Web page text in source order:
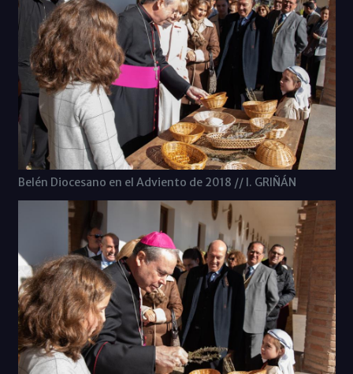
Belén Diocesano en el Adviento de 2018 // I. GRIÑÁN